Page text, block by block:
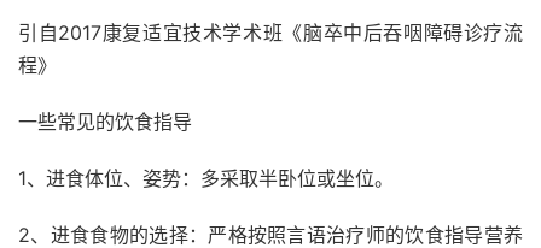
引自2017康复适宜技术学术班《脑卒中后吞咽障碍诊疗流
程》
一些常见的饮食指导
1、进食体位、姿势：多采取半卧位或坐位。
2、进食食物的选择：严格按照言语治疗师的饮食指导营养